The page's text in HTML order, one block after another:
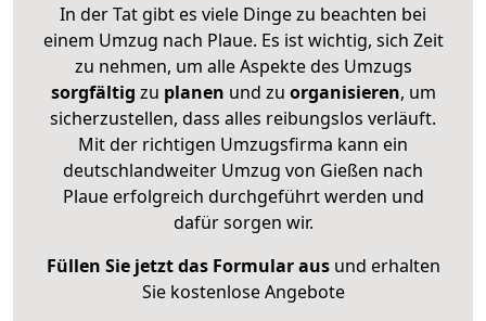
In der Tat gibt es viele Dinge zu beachten bei
einem Umzug nach Plaue. Es ist wichtig, sich Zeit
zu nehmen, um alle Aspekte des Umzugs
sorgfältig zu planen und zu organisieren, um
sicherzustellen, dass alles reibungslos verläuft.
Mit der richtigen Umzugsfirma kann ein
deutschlandweiter Umzug von Gießen nach
Plaue erfolgreich durchgeführt werden und
dafür sorgen wir.
Füllen Sie jetzt das Formular ausund erhalten
Sie kostenlose Angebote